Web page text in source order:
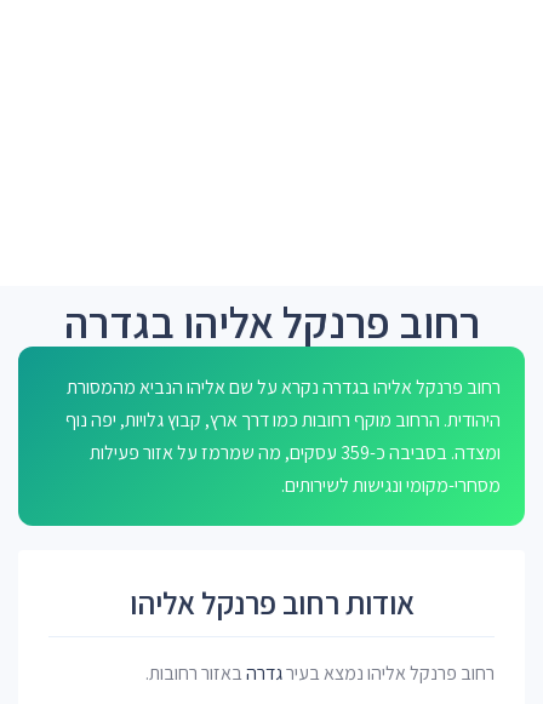
רחוב פרנקל אליהו בגדרה
רחוב פרנקל אליהו בגדרה נקרא על שם אליהו הנביא מהמסורת
היהודית. הרחוב מוקף רחובות כמו דרך ארץ, קבוץ גלויות, יפה נוף
ומצדה. בסביבה כ-359 עסקים, מה שמרמז על אזור פעילות
מסחרי-מקומי ונגישות לשירותים.
אודות רחוב פרנקל אליהו
רחוב פרנקל אליהו נמצא בעירגדרהבאזור רחובות.